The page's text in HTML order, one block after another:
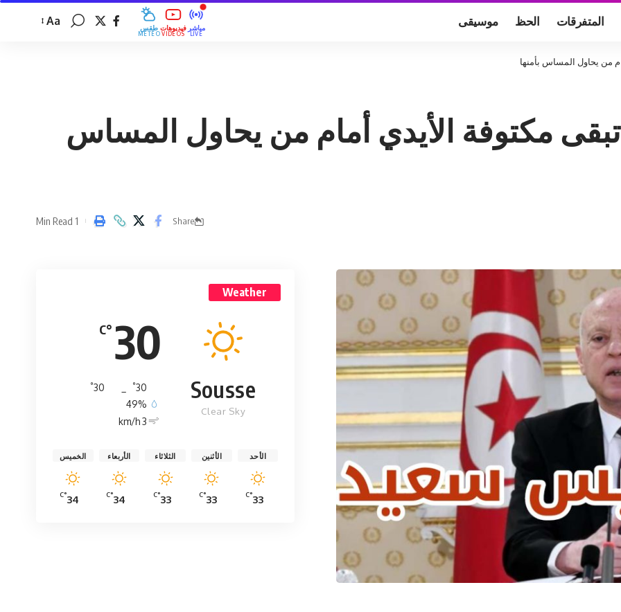
المتفرقات الحظ موسيقى طقس
MÉTÉO
فيديوهات
VIDÉOS
مباشر
LIVE
Aa
من يحاول المساس بأمنها
مكتوفة الأيدي أمام من يحاول المساس
Share
1 Min Read
Weather
30
°C
Sousse
Clear Sky
30
°
30
°
49%
3 km/h
الأحد
33
°C
الأثنين
33
°C
الثلاثاء
33
°C
الأربعاء
34
°C
الخميس
34
°C